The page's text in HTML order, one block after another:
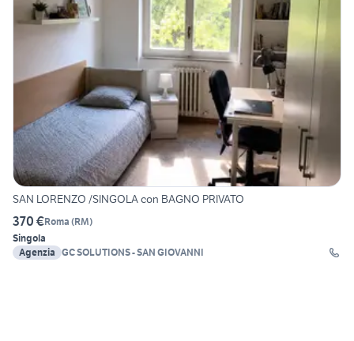
SAN LORENZO /SINGOLA con BAGNO PRIVATO
370 €Roma (RM)
Singola
Agenzia GC SOLUTIONS - SAN GIOVANNI